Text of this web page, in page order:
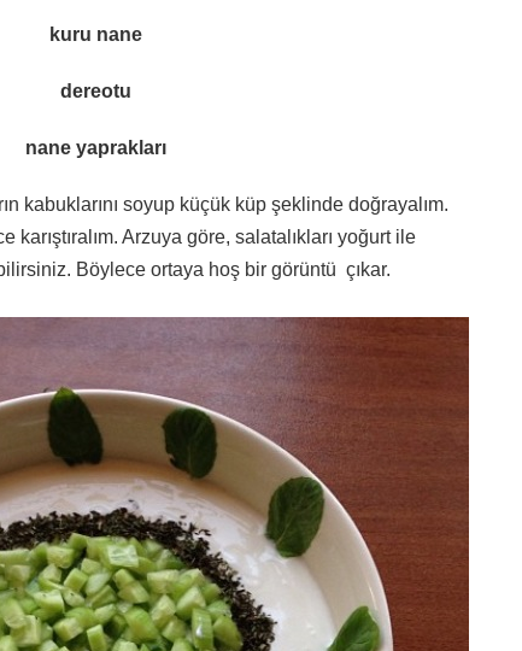
kuru nane
dereotu
nane yaprakları
kabuklarını soyup küçük küp şeklinde doğrayalım.
karıştıralım. Arzuya göre, salatalıkları yoğurt ile
Böylece ortaya hoş bir görüntü çıkar.